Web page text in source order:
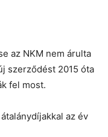
az NKM nem árulta
szerződést 2015 óta
fel most.
az év